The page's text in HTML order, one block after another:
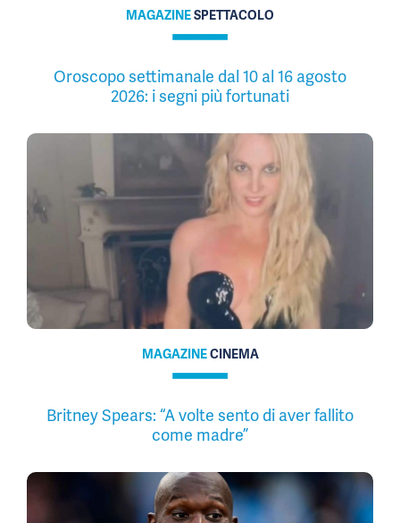
MAGAZINESPETTACOLO
Oroscopo settimanale dal 10 al 16 agosto
2026: i segni più fortunati
MAGAZINECINEMA
Britney Spears: “A volte sento di aver fallito
come madre”